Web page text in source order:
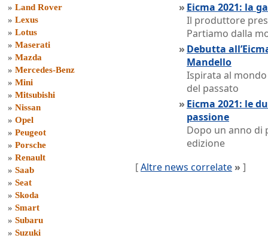
» Land Rover
» Lexus
» Lotus
» Maserati
» Mazda
» Mercedes-Benz
» Mini
» Mitsubishi
» Nissan
» Opel
» Peugeot
» Porsche
» Renault
» Saab
» Seat
» Skoda
» Smart
» Subaru
» Suzuki
» Eicma 2021: la
Il produttore
Partiamo dalla
» Debutta
Mandello
Ispirata al
del passato
» Eicma 2021: le
passione
Dopo un anno di
edizione
[Altre news correlate » ]